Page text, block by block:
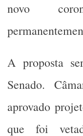
novo
A proposta
Senado.
aprovado
que foi